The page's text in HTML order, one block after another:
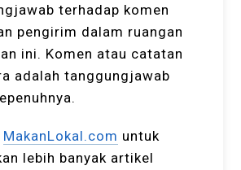
terhadap komen
pengirim dalam ruangan
ini. Komen atau catatan
adalah tanggungjawab
MakanLokal.com untuk
lebih banyak artikel